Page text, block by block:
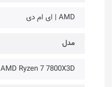
AMD | ای ام دی
مدل
AMD Ryzen 7 7800X3D